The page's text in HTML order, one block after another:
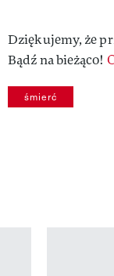
Dziękujemy, że
Bądź na bieżąco!
śmierć